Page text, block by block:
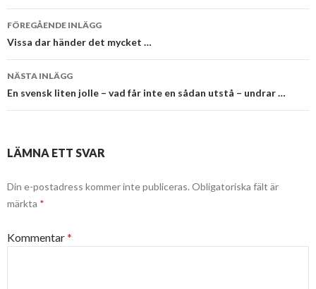
Inläggsnavigering
FÖREGÅENDE INLÄGG
Vissa dar händer det mycket …
NÄSTA INLÄGG
En svensk liten jolle – vad får inte en sådan utstå – undrar …
LÄMNA ETT SVAR
Din e-postadress kommer inte publiceras. Obligatoriska fält är
märkta *
Kommentar*